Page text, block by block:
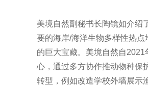
美境自然副秘书长陶镜如介绍
要的海岸/海洋生物多样性热
的巨大宝藏。美境自然自
心，通过多方协作推动物种保
转型，例如改造学校外墙展示